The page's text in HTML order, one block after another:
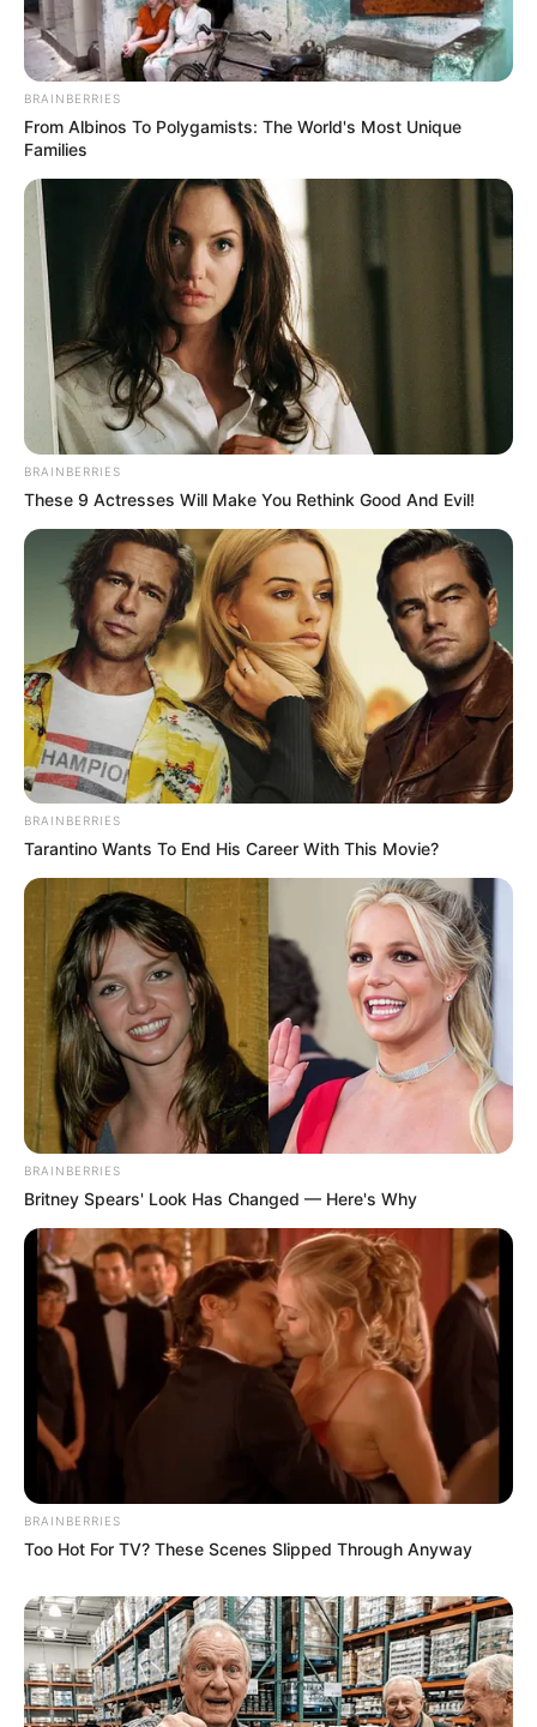
BRAINBERRIES
From Albinos To Polygamists: The World's Most Unique
Families
BRAINBERRIES
These 9 Actresses Will Make You Rethink Good And Evil!
BRAINBERRIES
Tarantino Wants To End His Career With This Movie?
BRAINBERRIES
Britney Spears' Look Has Changed — Here's Why
BRAINBERRIES
Too Hot For TV? These Scenes Slipped Through Anyway